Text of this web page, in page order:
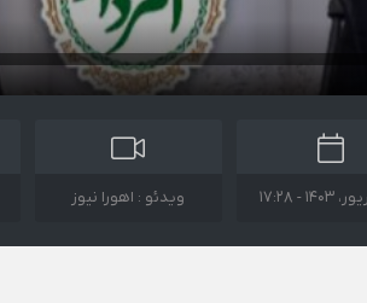
ویدئو : اهورا نیوز